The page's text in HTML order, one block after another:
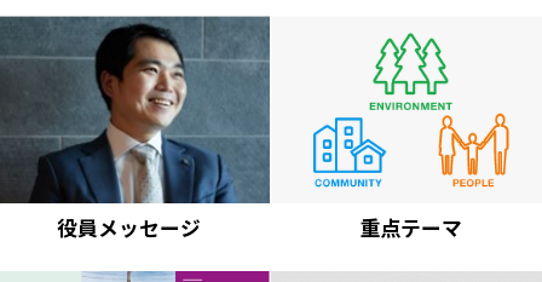
採用情報
Play fashion!
役員メッセージ 重点テーマ